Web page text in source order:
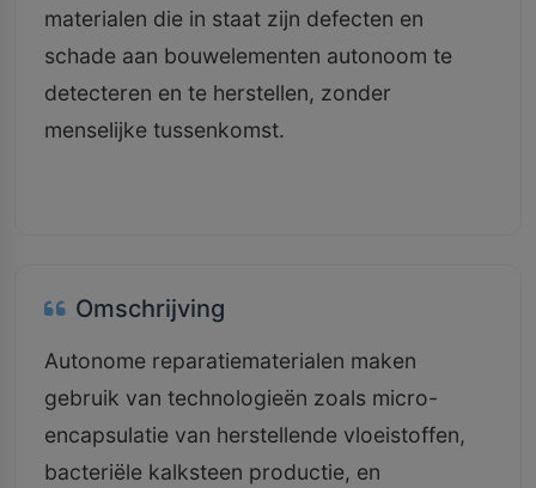
materialen die in staat zijn defecten en
schade aan bouwelementen autonoom te
detecteren en te herstellen, zonder
menselijke tussenkomst.
Omschrijving
Autonome reparatiematerialen maken
gebruik van technologieën zoals micro-
encapsulatie van herstellende vloeistoffen,
bacteriële kalksteen productie, en